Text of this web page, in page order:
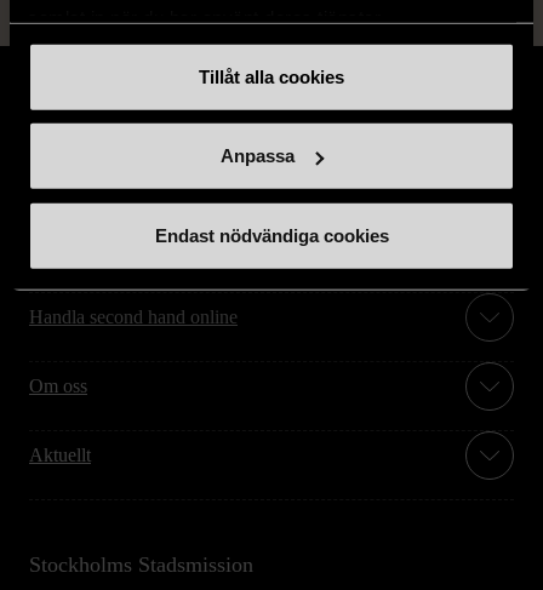
Tillåt alla cookies
Anpassa
Endast nödvändiga cookies
Handla second hand online
Om oss
Aktuellt
Stockholms Stadsmission